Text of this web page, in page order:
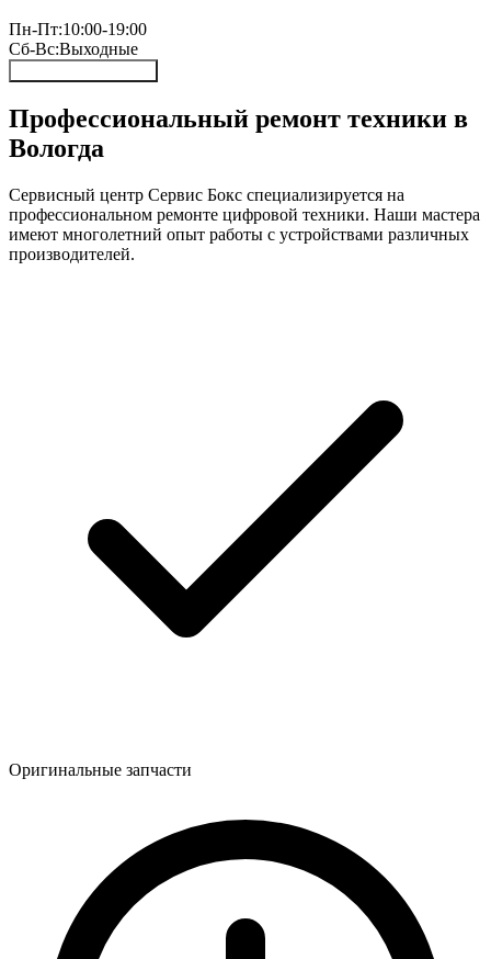
Пн-Пт:10:00-19:00
Сб-Вс:Выходные
Профессиональный ремонт техники в
Вологда
Сервисный центр Сервис Бокс специализируется на
профессиональном ремонте цифровой техники. Наши мастера
имеют многолетний опыт работы с устройствами различных
производителей.
Оригинальные запчасти